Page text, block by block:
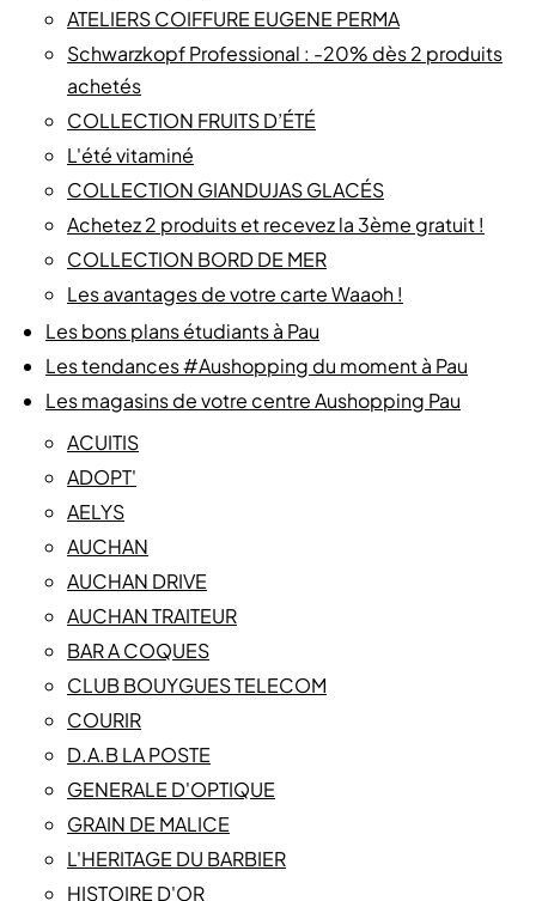
ATELIERS COIFFURE EUGENE PERMA
Schwarzkopf Professional : -20% dès 2 produits
achetés
COLLECTION FRUITS D’ÉTÉ
L'été vitaminé
COLLECTION GIANDUJAS GLACÉS
Achetez 2 produits et recevez la 3ème gratuit !
COLLECTION BORD DE MER
Les avantages de votre carte Waaoh !
Les bons plans étudiants à Pau
Les tendances #Aushopping du moment à Pau
Les magasins de votre centre Aushopping Pau
ACUITIS
ADOPT'
AELYS
AUCHAN
AUCHAN DRIVE
AUCHAN TRAITEUR
BAR A COQUES
CLUB BOUYGUES TELECOM
COURIR
D.A.B LA POSTE
GENERALE D'OPTIQUE
GRAIN DE MALICE
L'HERITAGE DU BARBIER
HISTOIRE D'OR